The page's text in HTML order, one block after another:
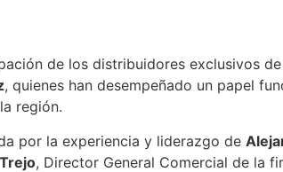
de los distribuidores exclusivos de
, quienes han desempeñado un papel
región.
por la experiencia y liderazgo de
, Director General Comercial de la